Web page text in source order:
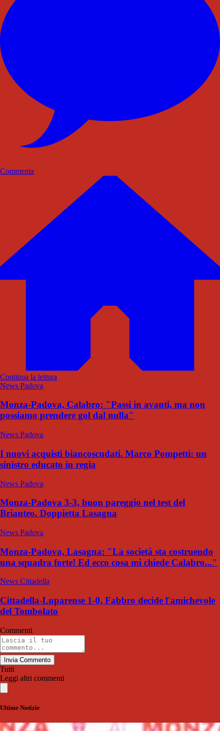
Commenta
Continua la lettura
News Padova
Monza-Padova, Calabro: "Passi in avanti, ma non
possiamo prendere gol dal nulla"
News Padova
I nuovi acquisti biancoscudati. Marco Pompetti: un
sinistro educato in regia
News Padova
Monza-Padova 3-3, buon pareggio nel test del
Brianteo. Doppietta Lasagna
News Padova
Monza-Padova, Lasagna: "La società sta costruendo
una squadra forte! Ed ecco cosa mi chiede Calabro..."
News Cittadella
Cittadella-Luparense 1-0, Fabbro decide l'amichevole
del Tombolato
Commenti
Invia Commento
Tutti
Leggi altri commenti
Ultime Notizie